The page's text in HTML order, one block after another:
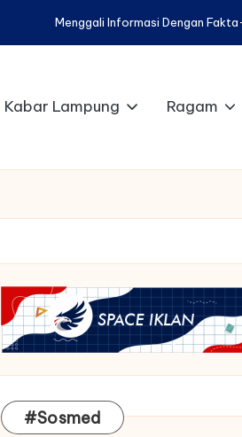
Menggali Informasi Dengan
Kabar Lampung Ragam
#Sosmed